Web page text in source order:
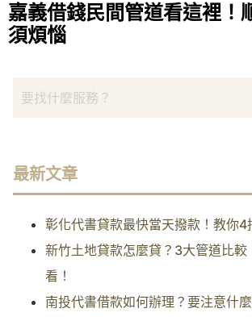
嘉義借錢民間管道看這裡！
須煩惱
最新文章
彰化代書貸款最快當天撥款！教你4
新竹土地貸款怎麼貸？3大管道比較
看！
南投代書借款如何辦理？要注意什